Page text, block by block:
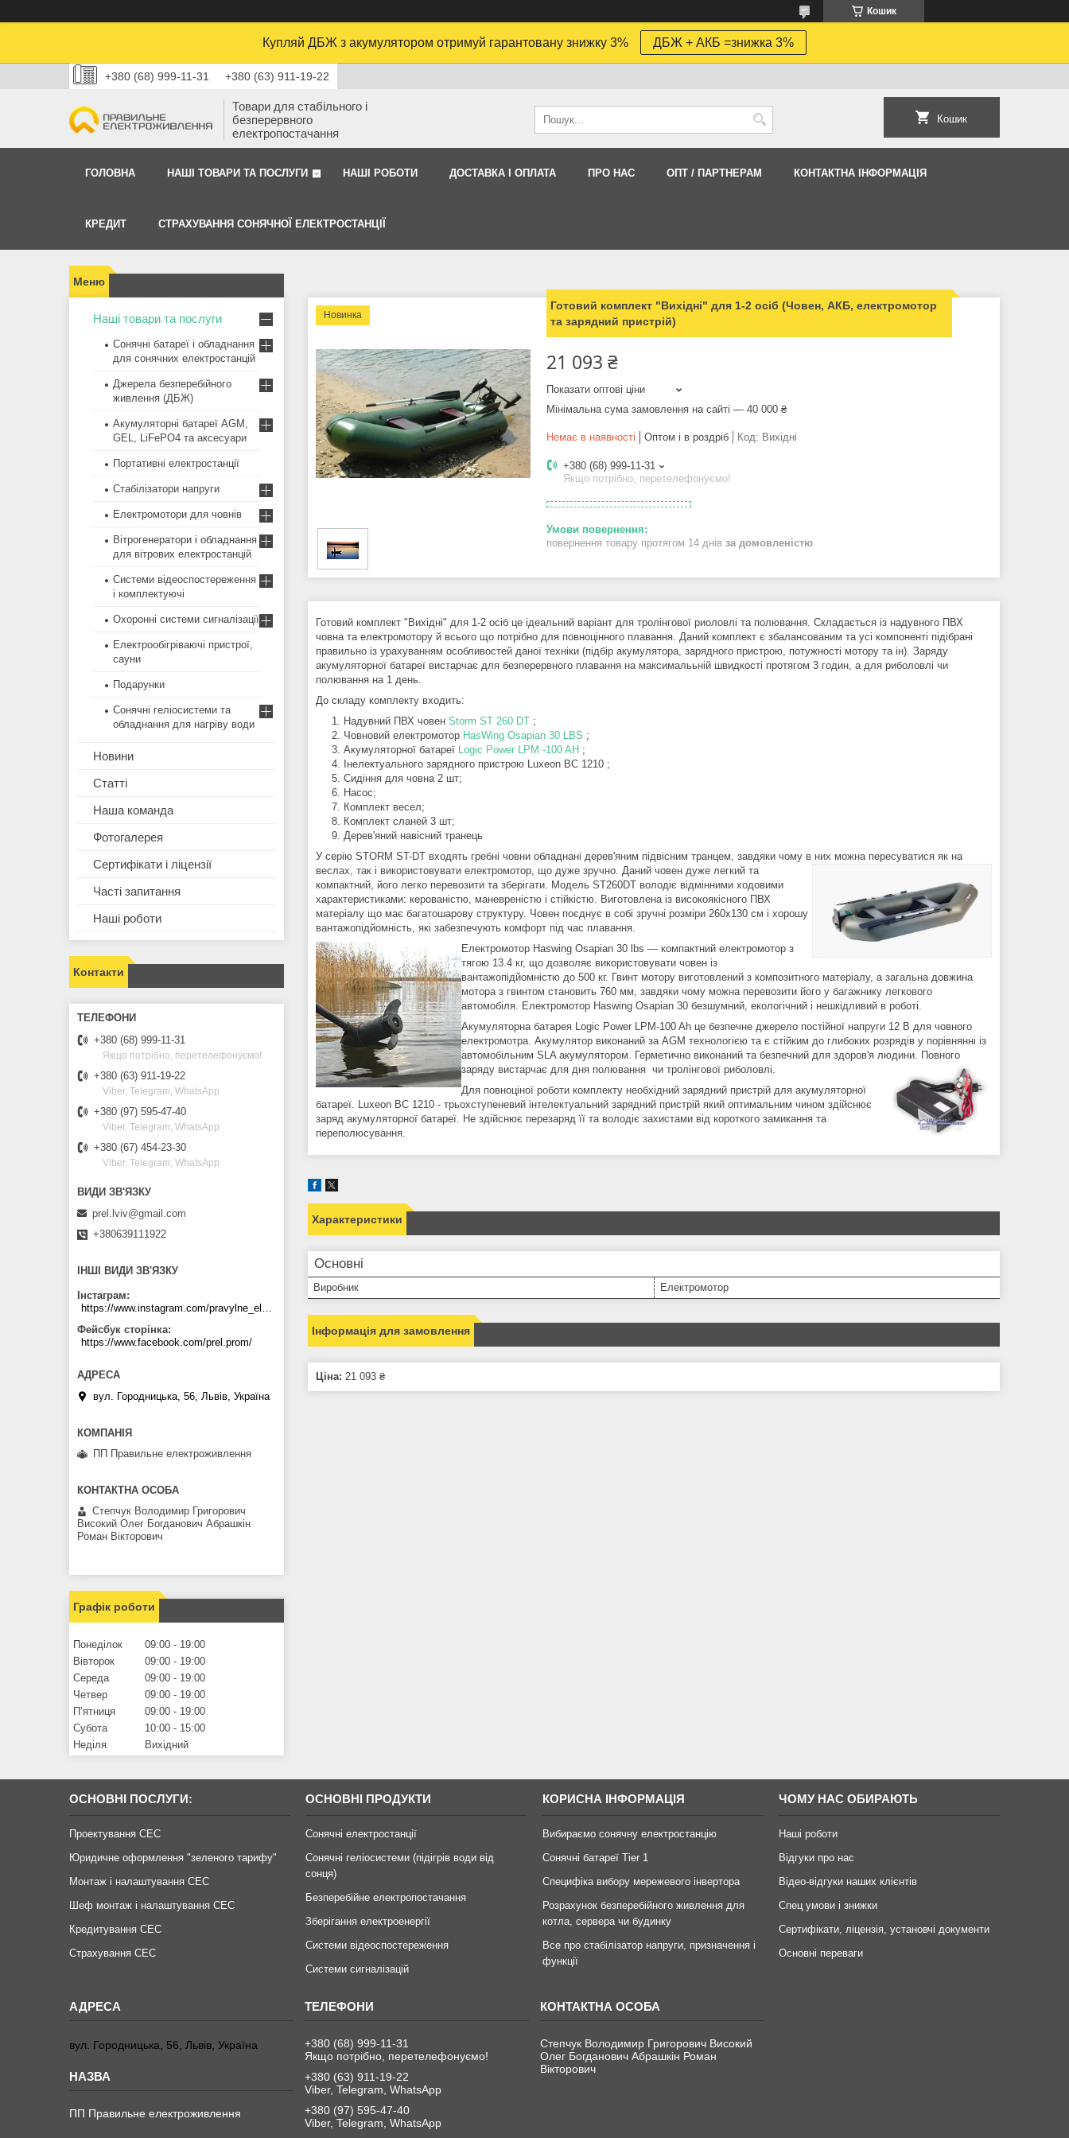
Кошик
Купляй ДБЖ з акумулятором отримуй гарантовану знижку 3% ДБЖ + АКБ =знижка 3%
+380 (68) 999-11-31 +380 (63) 911-19-22
Товари для стабільного і
безперервного
електропостачання
Кошик
ГОЛОВНА НАШІ ТОВАРИ ТА ПОСЛУГИ НАШI РОБОТИ ДОСТАВКА І ОПЛАТА ПРО НАС ОПТ / ПАРТНЕРАМ КОНТАКТНА ІНФОРМАЦІЯ
КРЕДИТ СТРАХУВАННЯ СОНЯЧНОЇ ЕЛЕКТРОСТАНЦІЇ
Новинка
Готовий комплект "Вихідні" для 1-2 осіб (Човен, АКБ, електромотор
та зарядний пристрій)
21 093 ₴
Показати оптові ціни
Мінімальна сума замовлення на сайті — 40 000 ₴
Немає в наявності Оптом і в роздріб Код: Вихідні
+380 (68) 999-11-31
Якщо потрібно, перетелефонуємо!
повернення товару протягом 14 днів за домовленістю
Готовий комплект "Вихідні" для 1-2 осіб це ідеальний варіант для тролінгової риоловлі та полювання. Складається із надувного ПВХ
човна та електромотору й всього що потрібно для повноцінного плавання. Даний комплект є збалансованим та усі компоненті підібрані
правильно із урахуванням особливостей даної техніки (підбір акумулятора, зарядного пристрою, потужності мотору та ін). Заряду
акумуляторної батареї вистарчає для безперервного плавання на максималььній швидкості протягом 3 годин, а для риболовлі чи
полювання на 1 день.
До складу комплекту входить:
Надувний ПВХ човен Storm ST 260 DT ;
Човновий електромотор HasWing Osapian 30 LBS ;
Акумуляторної батареї Logic Power LPM -100 AH ;
Інелектуального зарядного пристрою Luxeon BC 1210 ;
Сидіння для човна 2 шт;
Насос;
Комплект весел;
Комплект сланей 3 шт;
Дерев'яний навісний транець
У серію STORM ST-DT входять гребні човни обладнані дерев'яним підвісним транцем, завдяки чому в них можна пересуватися як на
веслах, так і використовувати електромотор, що дуже зручно. Даний човен дуже легкий та
компактний, його легко перевозити та зберігати. Модель ST260DT володіє відмінними ходовими
характеристиками: керованістю, маневреністю і стійкістю. Виготовлена із високоякісного ПВХ
матеріалу що має багатошарову структуру. Човен поєднує в собі зручні розміри 260х130 см і хорошу
вантажопідйомність, які забезпечують комфорт під час плавання.
Електромотор Haswing Osapian 30 lbs ― компактний електромотор з
тягою 13.4 кг, що дозволяє використовувати човен із
вантажопідйомністю до 500 кг. Гвинт мотору виготовлений з композитного матеріалу, а загальна довжина
мотора з гвинтом становить 760 мм, завдяки чому можна перевозити його у багажнику легкового
автомобіля. Електромотор Haswing Osapian 30 безшумний, екологічний і нешкідливий в роботі.
Акумуляторна батарея Logic Power LPM-100 Ah це безпечне джерело постійної напруги 12 В для човного
електромотра. Акумулятор виконаний за AGM технологією та є стійким до глибоких розрядів у порівнянні із
автомобільним SLA акумулятором. Герметично виконаний та безпечний для здоров'я людини. Повного
заряду вистарчає для дня полювання чи тролінгової риболовлі.
Для повноціної роботи комплекту необхідний зарядний пристрій для акумуляторної
батареї. Luxeon BC 1210 - трьохступеневий інтелектуальний зарядний пристрій який оптимальним чином здійснює
заряд акумуляторної батареї. Не здійснює перезаряд її та володіє захистами від короткого замикання та
переполюсування.
Характеристики
Основні
Виробник Електромотор
Інформація для замовлення
Ціна: 21 093 ₴
Наші товари та послуги
Сонячні батареї і обладнання
для сонячних електростанцій
Джерела безперебійного
живлення (ДБЖ)
Акумуляторні батареї AGM,
GEL, LiFePO4 та аксесуари
Портативні електростанції
Стабілізатори напруги
Електромотори для човнів
Вітрогенератори і обладнання
для вітрових електростанцій
Системи відеоспостереження
і комплектуючі
Охоронні системи сигналізації
Електрообігріваючі пристрої,
сауни
Подарунки
Сонячні геліосистеми та
обладнання для нагріву води
Новини
Статті
Наша команда
Фотогалерея
Сертифікати і ліцензії
Часті запитання
Наші роботи
Контакти
+380 (68) 999-11-31
Якщо потрібно, перетелефонуємо!
+380 (63) 911-19-22
Viber, Telegram, WhatsApp
+380 (97) 595-47-40
Viber, Telegram, WhatsApp
+380 (67) 454-23-30
Viber, Telegram, WhatsApp
prel.lviv@gmail.com
+380639111922
ІНШІ ВИДИ ЗВ'ЯЗКУ
Інстаграм
https://www.instagram.com/pravylne_electrozhyvlennya/
Фейсбук сторінка
https://www.facebook.com/prel.prom/
вул. Городницька, 56, Львів, Україна
ПП Правильне електроживлення
Степчук Володимир Григорович
Високий Олег Богданович Абрашкін
Роман Вікторович
Графік роботи
Понеділок 09:00
19:00
Вівторок
09:00
19:00
Середа
09:00
19:00
Четвер
09:00
19:00
Пʼятниця
09:00
19:00
Субота
10:00
15:00
Неділя
Вихідний
ОСНОВНІ ПОСЛУГИ:
Проектування СЕС
Юридичне оформлення "зеленого тарифу"
Монтаж і налаштування СЕС
Шеф монтаж і налаштування СЕС
Кредитування СЕС
Страхування СЕС
ОСНОВНІ ПРОДУКТИ
Сонячні електростанції
Сонячні геліосистеми (підігрів води від
сонця)
Безперебійне електропостачання
Зберігання електроенергії
Системи відеоспостереження
Системи сигналізацій
КОРИСНА ІНФОРМАЦІЯ
Вибираємо сонячну електростанцію
Сонячні батареї Tier 1
Специфіка вибору мережевого інвертора
Розрахунок безперебійного живлення для
котла, сервера чи будинку
Все про стабілізатор напруги, призначення і
функції
ЧОМУ НАС ОБИРАЮТЬ
Наші роботи
Відгуки про нас
Відео-відгуки наших клієнтів
Спец умови і знижки
Сертифікати, ліцензія, установчі документи
Основні переваги
вул. Городницька, 56, Львів, Україна
ПП Правильне електроживлення
+380 (68) 999-11-31
Якщо потрібно, перетелефонуємо!
+380 (63) 911-19-22
Viber, Telegram, WhatsApp
+380 (97) 595-47-40
Viber, Telegram, WhatsApp
Степчук Володимир Григорович Високий
Олег Богданович Абрашкін Роман
Вікторович